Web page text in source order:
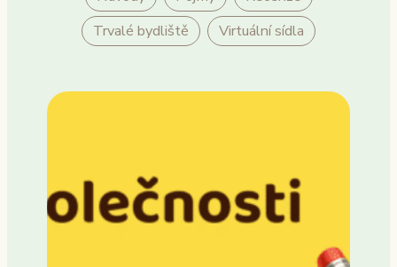
Trvalé bydliště
Virtuální sídla